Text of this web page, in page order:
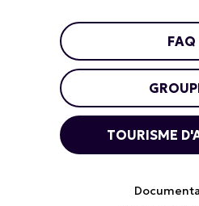
FAQ
TOURISME